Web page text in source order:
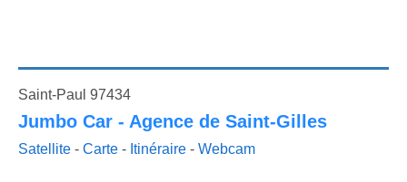
Saint-Paul 97434
Jumbo Car - Agence de Saint-Gilles
Satellite - Carte - Itinéraire - Webcam